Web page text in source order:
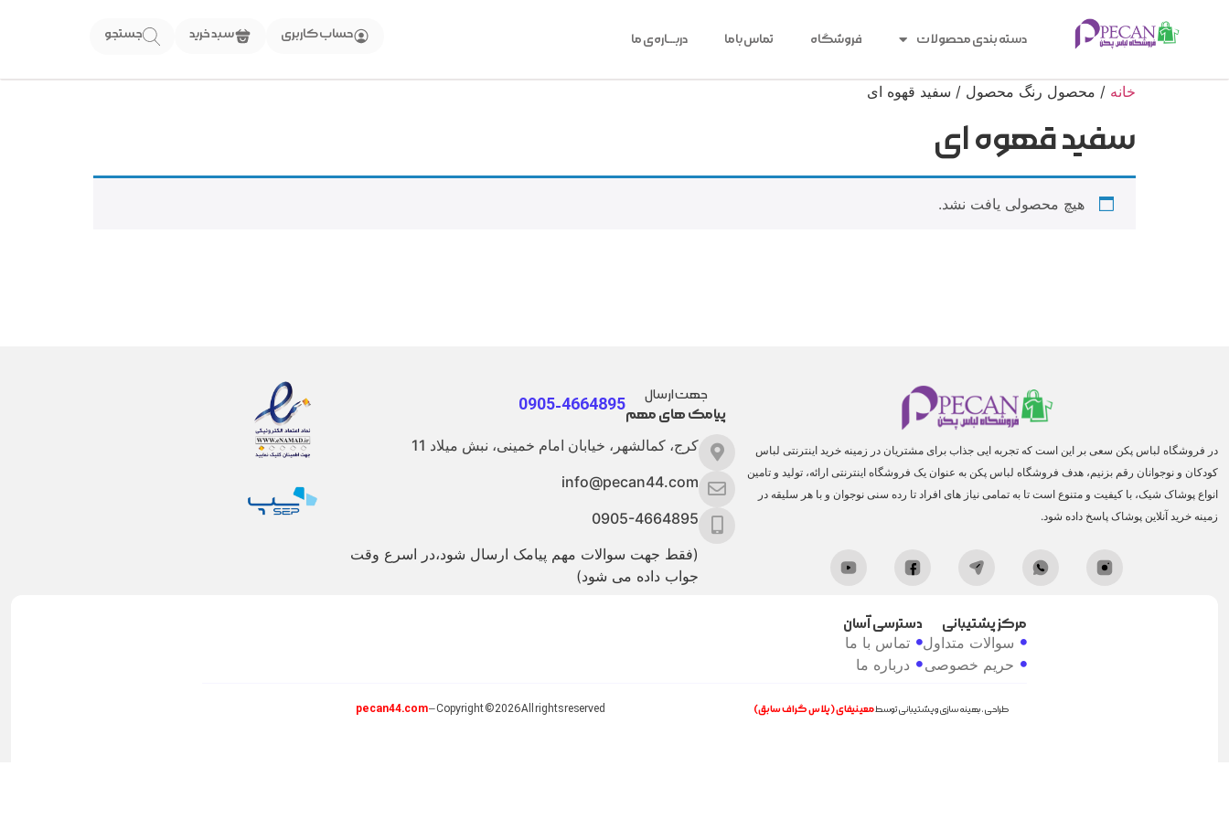
دسته بندی محصولات فروشگاه تماس باما دربـــاره‌ی ما حساب کاربری سبد خرید جستجو
خانه / محصول رنگ محصول / سفید قهوه ای
سفید قهوه ای
هیچ محصولی یافت نشد.
در فروشگاه لباس پکن سعی بر این است که تجربه ایی جذاب برای مشتریان در زمینه خرید اینترنتی لباس
کودکان و نوجوانان رقم بزنیم، هدف فروشگاه لباس پکن به عنوان یک فروشگاه اینترنتی ارائه، تولید و تامین
انواع پوشاک شیک، با کیفیت و متنوع است تا به تمامی نیاز های افراد تا رده سنی نوجوان و با هر سلیقه در
زمینه خرید آنلاین پوشاک پاسخ داده شود.
جهت ارسال
پیامک های مهم0905-4664895
کرج، کمالشهر، خیابان امام خمینی، نبش میلاد 11
info@pecan44.com
0905-4664895
(فقط جهت سوالات مهم پیامک ارسال شود،در اسرع وقت
جواب داده می شود)
مرکز پشتیبانی
سوالات متداول
حریم خصوصی
دسترسی آسان
تماس با ما
درباره ما
طراحی، بهینه سازی و پشتیبانی توسطمعینیفای (پلاس گراف سابق) pecan44.com– Copyright ©2026 All rights reserved